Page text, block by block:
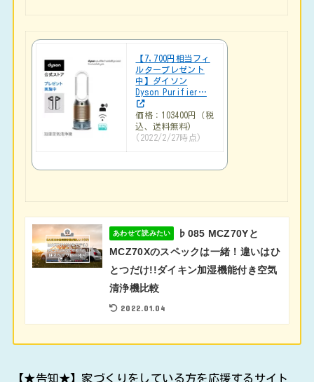
【7,700円相当フィ
ルタープレゼント
中】ダイソン
Dyson Purifier…
価格：103400円（税
込、送料無料)
(2022/2/27時点)
あわせて読みたい
♭085 MCZ70Yと
MCZ70Xのスペックは一緒！違いはひ
とつだけ!!ダイキン加湿機能付き空気
清浄機比較
2022.01.04
【★告知★】家づくりをしている方を応援するサイト